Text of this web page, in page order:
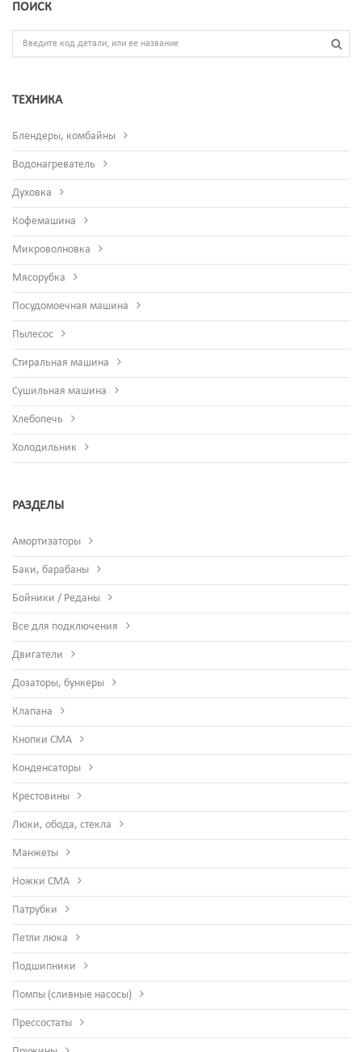
ПОИСК
ТЕХНИКА
Блендеры, комбайны
Водонагреватель
Духовка
Кофемашина
Микроволновка
Мясорубка
Посудомоечная машина
Пылесос
Стиральная машина
Сушильная машина
Хлебопечь
Холодильник
РАЗДЕЛЫ
Амортизаторы
Баки, барабаны
Бойники / Реданы
Все для подключения
Двигатели
Дозаторы, бункеры
Клапана
Кнопки СМА
Конденсаторы
Крестовины
Люки, обода, стекла
Манжеты
Ножки СМА
Патрубки
Петли люка
Подшипники
Помпы (сливные насосы)
Прессостаты